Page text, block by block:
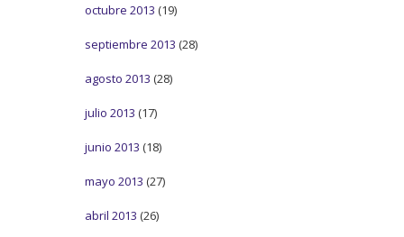
octubre 2013 (19)
septiembre 2013 (28)
agosto 2013 (28)
julio 2013 (17)
junio 2013 (18)
mayo 2013 (27)
abril 2013 (26)